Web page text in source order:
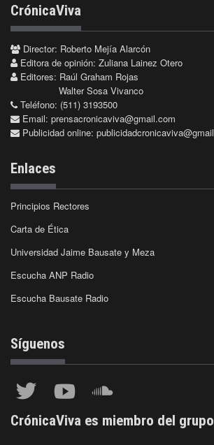
CrónicaViva
Director: Roberto Mejía Alarcón
Editora de opinión: Zuliana Lainez Otero
Editores: Raúl Graham Rojas
Walter Sosa Vivanco
Teléfono: (511) 3193500
Email: prensacronicaviva@gmail.com
Publicidad online:
Enlaces
Principios Rectores
Carta de Ética
Universidad Jaime Bausate y Meza
Escucha ANP Radio
Escucha Bausate Radio
Síguenos
CrónicaViva es miembro del